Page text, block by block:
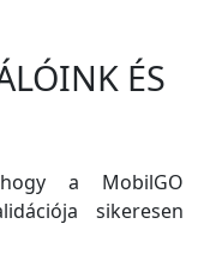
ÉS
a MobilGO
sikeresen